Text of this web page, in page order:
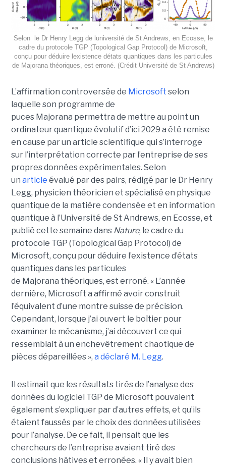
Selon le Dr Henry Legg de luniversité de St Andrews, en Ecosse, le
cadre du protocole TGP (Topological Gap Protocol) de Microsoft,
conçu pour déduire lexistence détats quantiques dans les particules
de Majorana théoriques, est erroné. (Crédit Université de St Andrews)
L’affirmation controversée de Microsoft selon
laquelle son programme de
puces Majorana permettra de mettre au point un
ordinateur quantique évolutif d’ici 2029 a été remise
en cause par un article scientifique qui s’interroge
sur l’interprétation correcte par l’entreprise de ses
propres données expérimentales. Selon
un article évalué par des pairs, rédigé par le Dr Henry
Legg, physicien théoricien et spécialisé en physique
quantique de la matière condensée et en information
quantique à l’Université de St Andrews, en Ecosse, et
publié cette semaine dans Nature, le cadre du
protocole TGP (Topological Gap Protocol) de
Microsoft, conçu pour déduire l’existence d’états
quantiques dans les particules
de Majorana théoriques, est erroné. « L’année
dernière, Microsoft a affirmé avoir construit
l’équivalent d’une montre suisse de précision.
Cependant, lorsque j’ai ouvert le boîtier pour
examiner le mécanisme, j’ai découvert ce qui
ressemblait à un enchevêtrement chaotique de
pièces dépareillées », a déclaré M. Legg.
Il estimait que les résultats tirés de l’analyse des
données du logiciel TGP de Microsoft pouvaient
également s’expliquer par d’autres effets, et qu’ils
étaient faussés par le choix des données utilisées
pour l’analyse. De ce fait, il pensait que les
chercheurs de l’entreprise avaient tiré des
conclusions hâtives et erronées. « Il y avait bien